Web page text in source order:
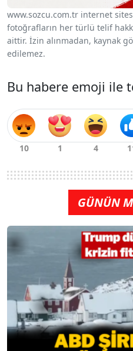
www.sozcu.com.tr internet
fotoğrafların her türlü telif
aittir. İzin alınmadan, kaynak
edilemez.
Bu habere emoji ile
GÜNÜN